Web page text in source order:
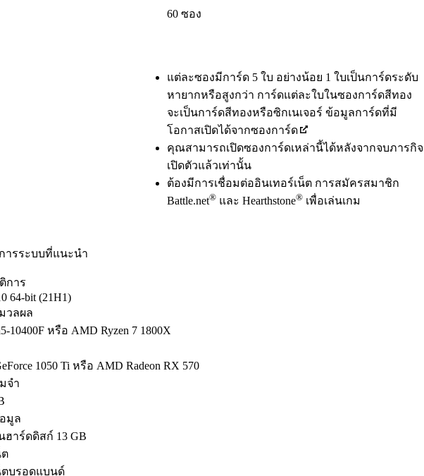
60 ซอง
Available actions
แต่ละซองมีการ์ด 5 ใบ อย่างน้อย 1 ใบเป็นการ์ดระดับ
หายากหรือสูงกว่า การ์ดแต่ละใบในซองการ์ดสีทอง
จะเป็นการ์ดสีทองหรือซิกเนเจอร์ ข้อมูลการ์ดที่มี
โอกาสเปิดได้จากซองการ์ด
คุณสามารถเปิดซองการ์ดเหล่านี้ได้หลังจากจบภารกิจ
เปิดตัวแล้วเท่านั้น
ต้องมีการเชื่อมต่ออินเทอร์เน็ต การสมัครสมาชิก
Battle.net® และ Hearthstone® เพื่อเล่นเกม
ารระบบที่แนะนำ
การ
64-bit (21H1)
วลผล
10400F หรือ AMD Ryzen 7 1800X
1050 Ti หรือ AMD Radeon RX 570
จำ
มูล
ฮาร์ดดิสก์ 13 GB
ต
ตบรอดแบนด์